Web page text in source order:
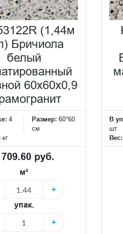
(1,44м
Бричиола
белый
60x60x0,9
4
Размер: 60*60
см
кг
руб.
м²
+
упак.
+
В
шт
Вес: